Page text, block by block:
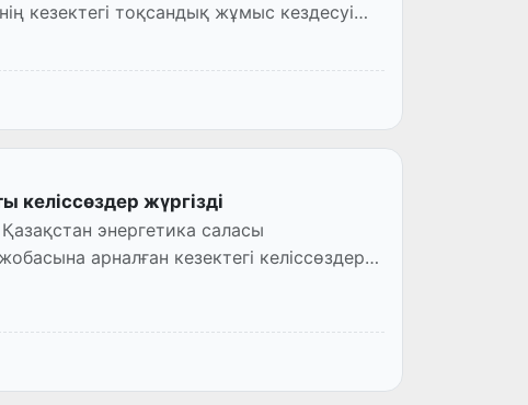
кезектегі тоқсандық жұмыс кездесуі
жүргізді
энергетика саласы
арналған кезектегі келіссөздер